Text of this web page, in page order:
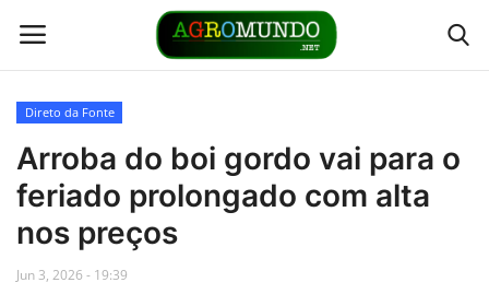
Home
Contato
Direto da Fonte
Arroba do boi gordo vai para o
feriado prolongado com alta
nos preços
Jun 3, 2026 - 19:39